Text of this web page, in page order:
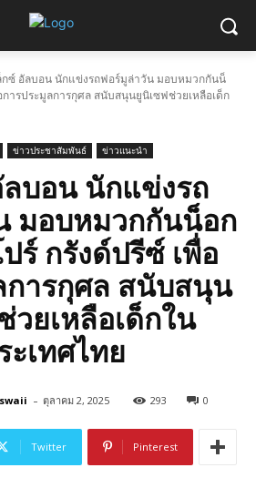
กซ์ อัลบอน นักแข่งรถฟอร์มูล่าวัน มอบหมวกกันน็
การประมูลการกุศล สนับสนุนยูนิเซฟช่วยเหลือเด็ก
ข่าวประชาสัมพันธ์ ข่าวแนะนำ
ลบอน นักแข่งรถ
มอบหมวกกันน็อก
ร์ กรังด์ปรีซ์ เพื่อ
การกุศล สนับสนุน
วยเหลือเด็กใน
ะเทศไทย
- ตุลาคม 2, 2025 293 0
Twitter Pinterest